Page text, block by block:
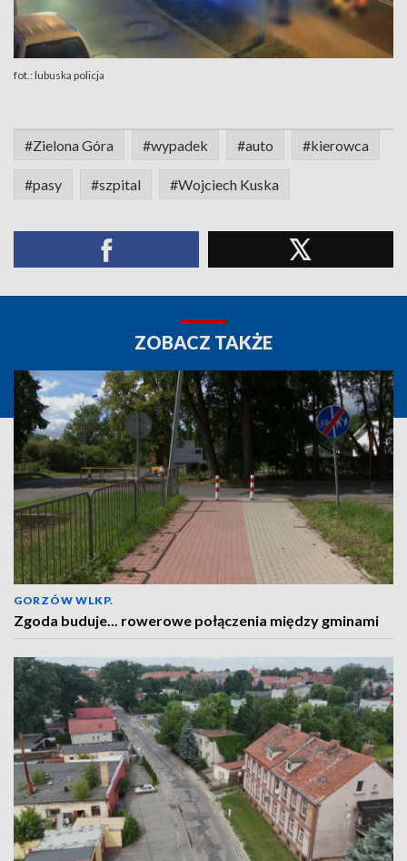
fot.: lubuska policja
#Zielona Góra #wypadek #auto #kierowca
#pasy #szpital #Wojciech Kuska
ZOBACZ TAKŻE
GORZÓW WLKP.
Zgoda buduje... rowerowe połączenia między gminami